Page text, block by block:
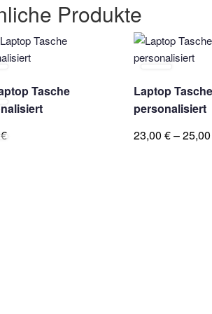
Produkte
Tasche
€
Laptop Tasche
personalisiert
23,00€–
Dieses
Produkt
mehrere
Varianten
Die